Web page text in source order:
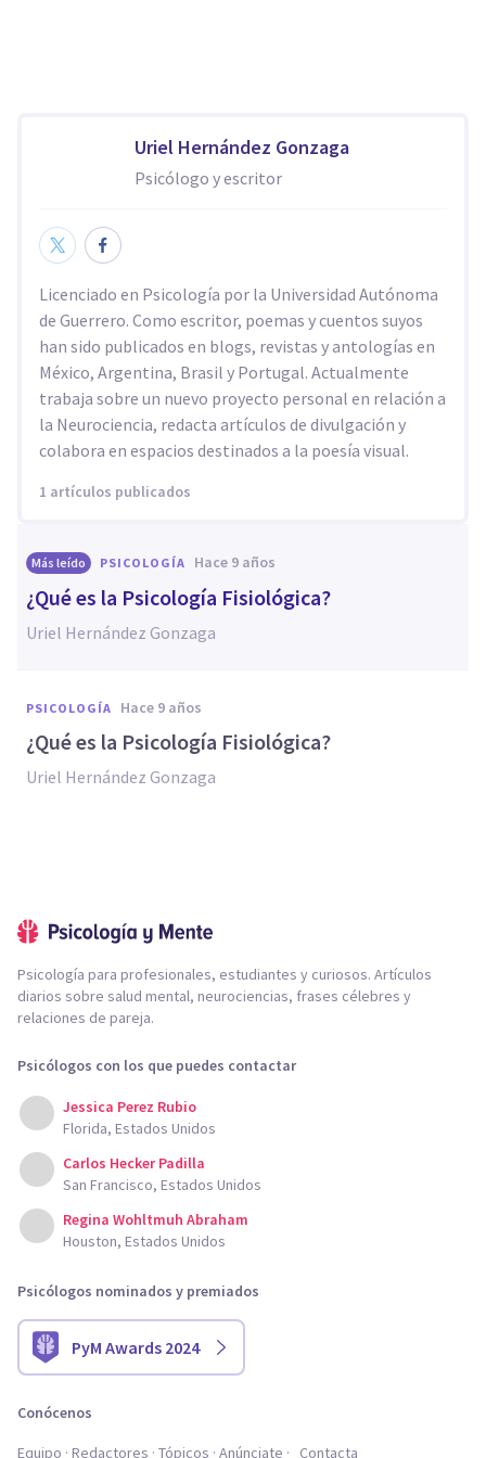
Uriel Hernández Gonzaga
Psicólogo y escritor
Licenciado en Psicología por la Universidad Autónoma
de Guerrero. Como escritor, poemas y cuentos suyos
han sido publicados en blogs, revistas y antologías en
México, Argentina, Brasil y Portugal. Actualmente
trabaja sobre un nuevo proyecto personal en relación a
la Neurociencia, redacta artículos de divulgación y
colabora en espacios destinados a la poesía visual.
1 artículos publicados
Más leído PSICOLOGÍA hace 9 años
¿Qué es la Psicología Fisiológica?
Uriel Hernández Gonzaga
PSICOLOGÍA hace 9 años
¿Qué es la Psicología Fisiológica?
Uriel Hernández Gonzaga
Psicología para profesionales, estudiantes y curiosos. Artículos
diarios sobre salud mental, neurociencias, frases célebres y
relaciones de pareja.
Psicólogos con los que puedes contactar
Jessica Perez Rubio
Florida, Estados Unidos
Carlos Hecker Padilla
San Francisco, Estados Unidos
Regina Wohltmuh Abraham
Houston, Estados Unidos
Psicólogos nominados y premiados
PyM Awards 2024
Conócenos
Equipo Redactores Tópicos Anúnciate Contacta